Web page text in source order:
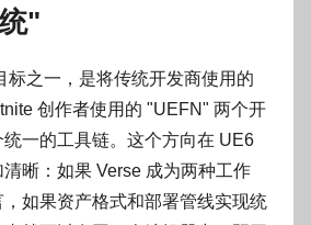
"
标之一，是将传统开发商使用的
创作者使用的 "UEFN" 两个开
一的工具链。这个方向在 UE6
晰：如果 Verse 成为两种工作
如果资产格式和部署管线实现统